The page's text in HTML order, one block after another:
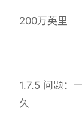
200万英里
1.7.5 问题：
久